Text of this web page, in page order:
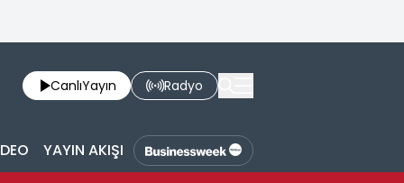
CanlıYayın Radyo
YAYIN AKIŞI